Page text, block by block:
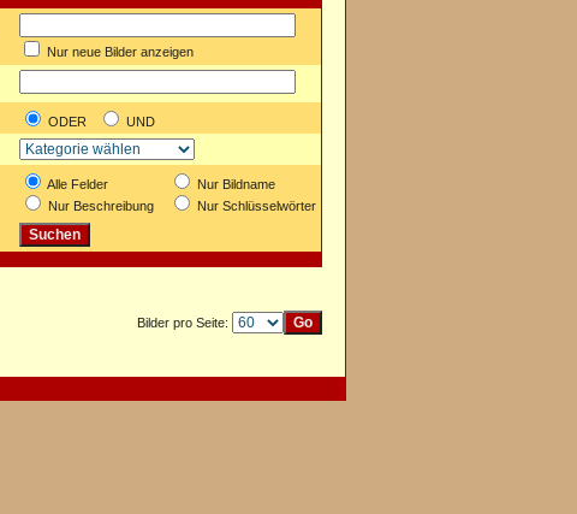
Nur neue Bilder anzeigen
ODER
UND
Alle Felder
Nur Bildname
Nur Beschreibung
Nur Schlüsselwörter
Bilder pro Seite: